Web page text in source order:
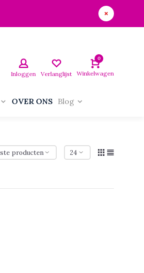
Inloggen Verlanglijst
0
Winkelwagen
OVER ONS Blog